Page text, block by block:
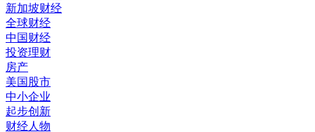
新加坡财经
全球财经
中国财经
投资理财
房产
美国股市
中小企业
起步创新
财经人物